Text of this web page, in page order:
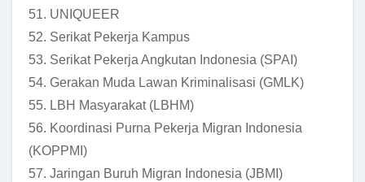
51. UNIQUEER
52. Serikat Pekerja Kampus
53. Serikat Pekerja Angkutan Indonesia (SPAI)
54. Gerakan Muda Lawan Kriminalisasi (GMLK)
55. LBH Masyarakat (LBHM)
56. Koordinasi Purna Pekerja Migran Indonesia
(KOPPMI)
57. Jaringan Buruh Migran Indonesia (JBMI)